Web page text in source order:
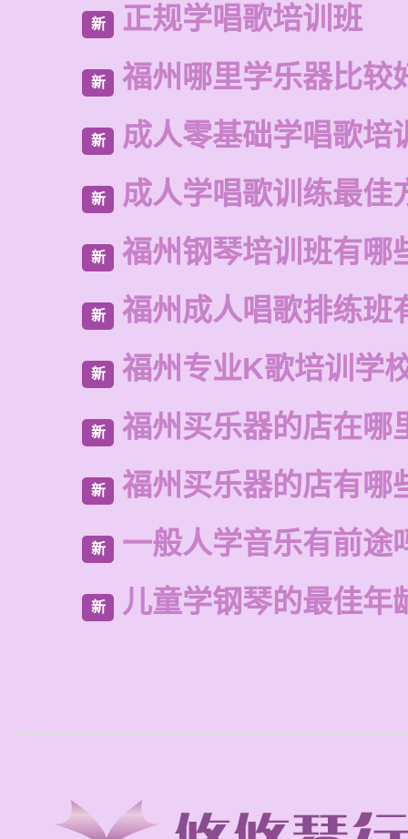
新 正规学唱歌培训班
新 福州哪里学乐器比较
新 成人零基础学唱歌培
新 成人学唱歌训练最佳
新 福州钢琴培训班有哪
新 福州成人唱歌排练班
新 福州专业K歌培训学
新 福州买乐器的店在哪
新 福州买乐器的店有哪
新 一般人学音乐有前途
新 儿童学钢琴的最佳年